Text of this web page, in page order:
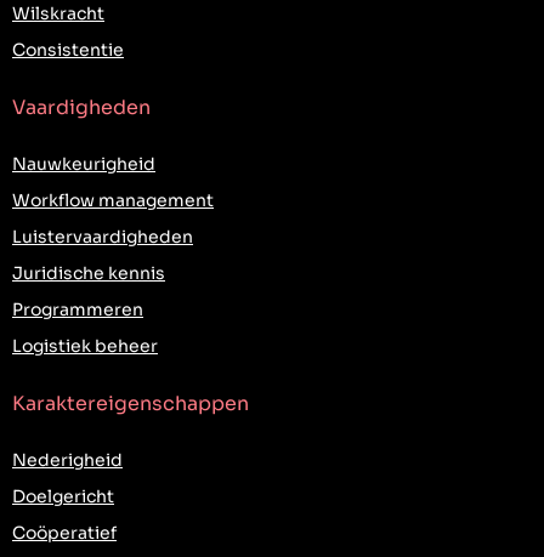
Wilskracht
Consistentie
Vaardigheden
Nauwkeurigheid
Workflow management
Luistervaardigheden
Juridische kennis
Programmeren
Logistiek beheer
Karaktereigenschappen
Nederigheid
Doelgericht
Coöperatief